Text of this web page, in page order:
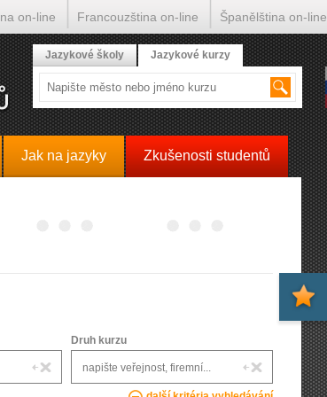
Jak na jazyky Zkušenosti studentů
Druh kurzu
Jazykové školy Jazykové kurzy
on-line Francouzština on-line Španělština on-line